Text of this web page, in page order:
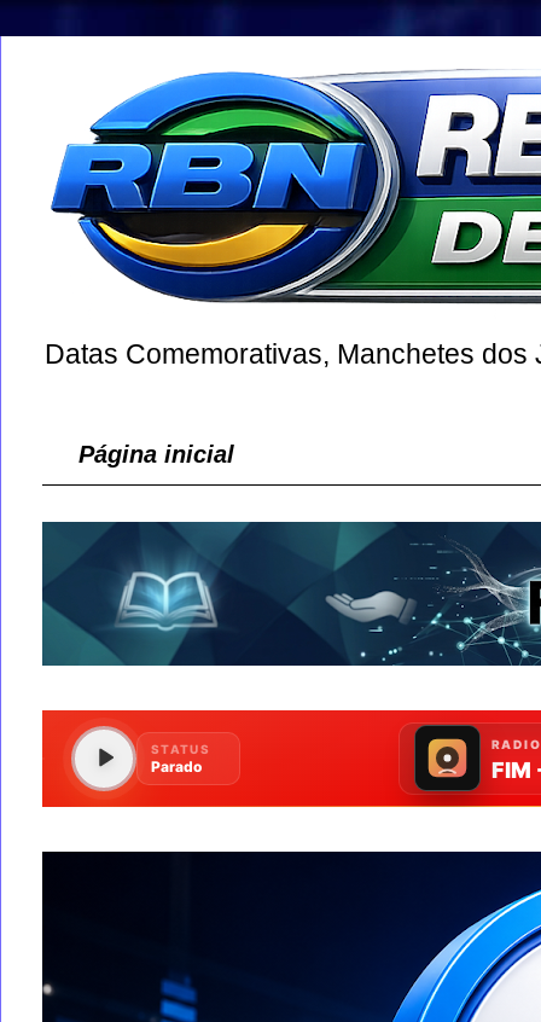
Datas Comemorativas, Manchetes
Página inicial